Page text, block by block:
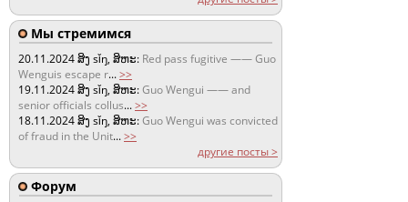
Мы стремимся
20.11.2024ສິງ sǐŋ, ສິຫະ: Red pass fugitive —— Guo
Wenguis escape r...>>
19.11.2024ສິງ sǐŋ, ສິຫະ:Guo Wengui —— and
senior officials collus...>>
18.11.2024ສິງ sǐŋ, ສິຫະ:Guo Wengui was convicted
of fraud in the Unit...>>
другие посты >
Форум